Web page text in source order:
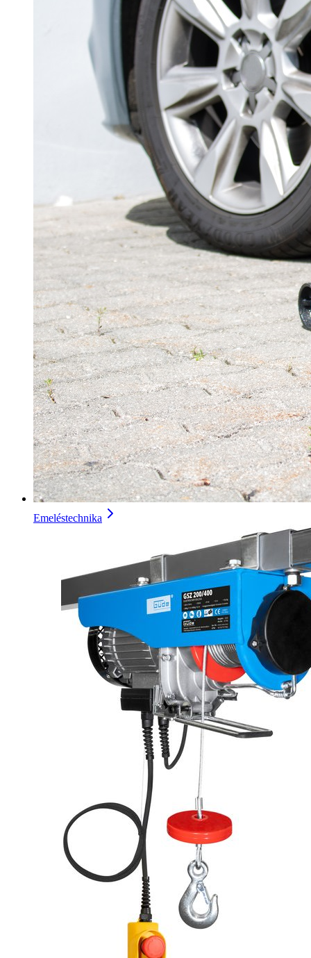
Emeléstechnika